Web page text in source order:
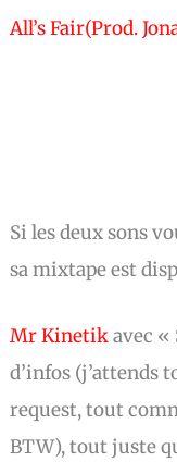
All’s Fair(Prod.
Si les deux sons
sa mixtape est
Mr Kinetikavec «
d’infos (j’attends
request, tout
BTW), tout juste